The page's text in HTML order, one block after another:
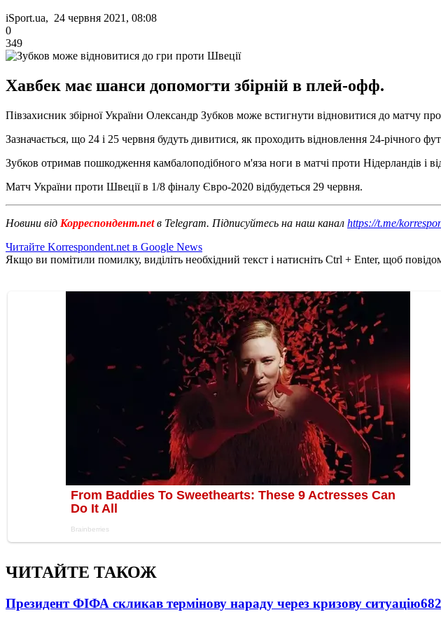
iSport.ua, 24 червня 2021, 08:08
0
349
Хавбек має шанси допомогти збірній в плей-офф.
Півзахисник збірної України Олександр Зубков може встигнути відновитися до
Зазначається, що 24 і 25 червня будуть дивитися, як проходить відновлення 24-річного
Зубков отримав пошкодження камбалоподібного м'яза ноги в матчі проти Нідерландів і
Матч України проти Швеції в 1/8 фіналу Євро-2020 відбудеться 29 червня.
Новини від Корреспондент.netв Telegram. Підписуйтесь на наш канал https://t.me/
Читайте Korrespondent.net в Google News
Якщо ви помітили помилку, виділіть необхідний текст і натисніть Ctrl + Enter, щоб
ЧИТАЙТЕ ТАКОЖ
Президент ФІФА скликав термінову нараду через кризову ситуацію